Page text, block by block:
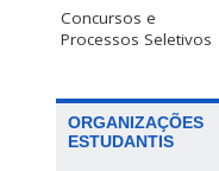
Concursos e
Processos Seletivos
ORGANIZAÇÕES
ESTUDANTIS